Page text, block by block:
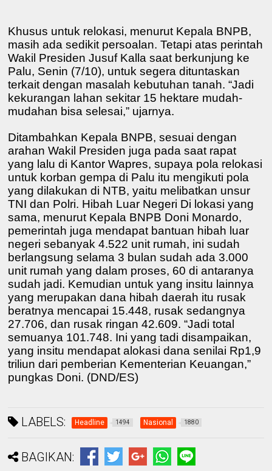
Khusus untuk relokasi, menurut Kepala BNPB,
masih ada sedikit persoalan. Tetapi atas perintah
Wakil Presiden Jusuf Kalla saat berkunjung ke
Palu, Senin (7/10), untuk segera dituntaskan
terkait dengan masalah kebutuhan tanah. “Jadi
kekurangan lahan sekitar 15 hektare mudah-
mudahan bisa selesai,” ujarnya.
Ditambahkan Kepala BNPB, sesuai dengan
arahan Wakil Presiden juga pada saat rapat
yang lalu di Kantor Wapres, supaya pola relokasi
untuk korban gempa di Palu itu mengikuti pola
yang dilakukan di NTB, yaitu melibatkan unsur
TNI dan Polri. Hibah Luar Negeri Di lokasi yang
sama, menurut Kepala BNPB Doni Monardo,
pemerintah juga mendapat bantuan hibah luar
negeri sebanyak 4.522 unit rumah, ini sudah
berlangsung selama 3 bulan sudah ada 3.000
unit rumah yang dalam proses, 60 di antaranya
sudah jadi. Kemudian untuk yang insitu lainnya
yang merupakan dana hibah daerah itu rusak
beratnya mencapai 15.448, rusak sedangnya
27.706, dan rusak ringan 42.609. “Jadi total
semuanya 101.748. Ini yang tadi disampaikan,
yang insitu mendapat alokasi dana senilai Rp1,9
triliun dari pemberian Kementerian Keuangan,”
pungkas Doni. (DND/ES)
LABELS: Headline 1494 Nasional 1880
BAGIKAN: